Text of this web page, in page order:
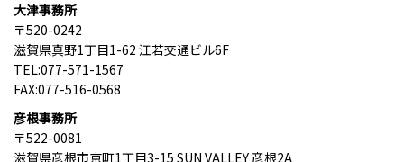
大津事務所
〒520-0242
滋賀県真野1丁目1-62 江若交通ビル6F
TEL:077-571-1567
FAX:077-516-0568
彦根事務所
〒522-0081
滋賀県彦根市京町1丁目3-15 SUN VALLEY 彦根2A